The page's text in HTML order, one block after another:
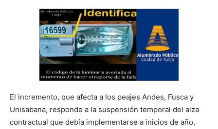
El incremento, que afecta a los peajes Andes, Fusca y
Unisabana, responde a la suspensión temporal del alza
contractual que debía implementarse a inicios de año,